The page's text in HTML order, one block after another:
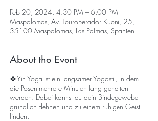
Feb 20, 2024, 4:30 PM – 6:00 PM
Maspalomas, Av. Touroperador Kuoni, 25,
35100 Maspalomas, Las Palmas, Spanien
About the Event
🍀Yin Yoga ist ein langsamer Yogastil, in dem
die Posen mehrere Minuten lang gehalten
werden. Dabei kannst du dein Bindegewebe
gründlich dehnen und zu einem ruhigen Geist
finden.